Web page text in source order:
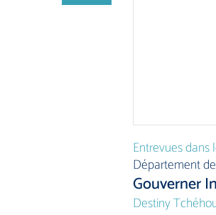
Entrevues dans
Département
Gouverner
Destiny